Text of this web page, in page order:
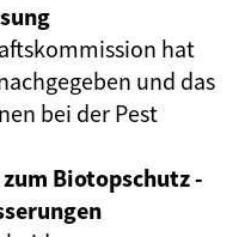
hat
und das
bei der Pest
Biotopschutz -